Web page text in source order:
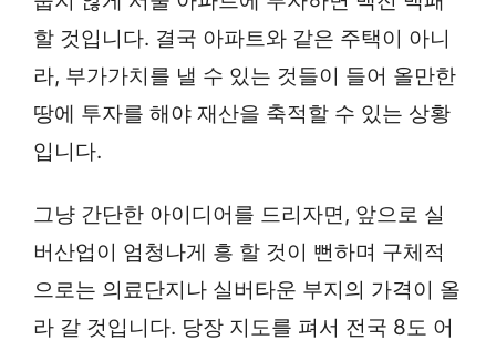
할 것입니다. 결국 아파트와 같은 주택이 아니
라, 부가가치를 낼 수 있는 것들이 들어 올만한
땅에 투자를 해야 재산을 축적할 수 있는 상황
입니다.
그냥 간단한 아이디어를 드리자면, 앞으로 실
버산업이 엄청나게 흥 할 것이 뻔하며 구체적
으로는 의료단지나 실버타운 부지의 가격이 올
라 갈 것입니다. 당장 지도를 펴서 전국 8도 어